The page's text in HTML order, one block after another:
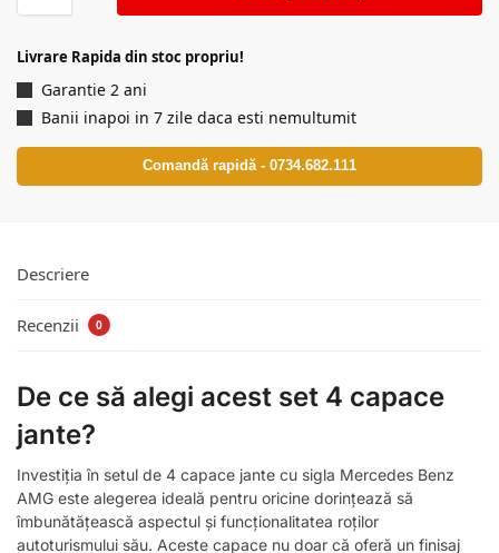
Livrare Rapida din stoc propriu!
Garantie 2 ani
Banii inapoi in 7 zile daca esti nemultumit
Comandă rapidă - 0734.682.111
Descriere
Recenzii 0
De ce să alegi acest set 4 capace
jante?
Investiția în setul de 4 capace jante cu sigla Mercedes Benz
AMG este alegerea ideală pentru oricine dorințează să
îmbunătățească aspectul și funcționalitatea roților
autoturismului său. Aceste capace nu doar că oferă un finisaj